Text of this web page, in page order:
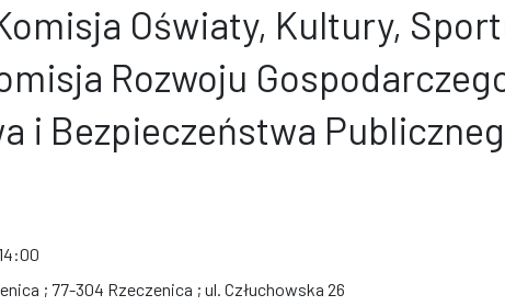
Oświaty, Kultury,
Rozwoju
i Bezpieczeństwa
; 77-304 Rzeczenica ; ul. Człuchowska 26